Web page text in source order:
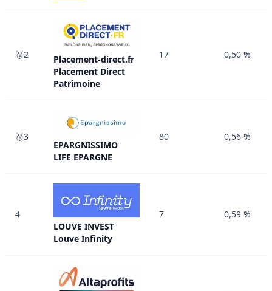
🥈2
Placement-direct.fr
Placement Direct
Patrimoine
17 0,50 %
🥉3
EPARGNISSIMO
LIFE EPARGNE
80 0,56 %
4
LOUVE INVEST
Louve Infinity
7 0,59 %